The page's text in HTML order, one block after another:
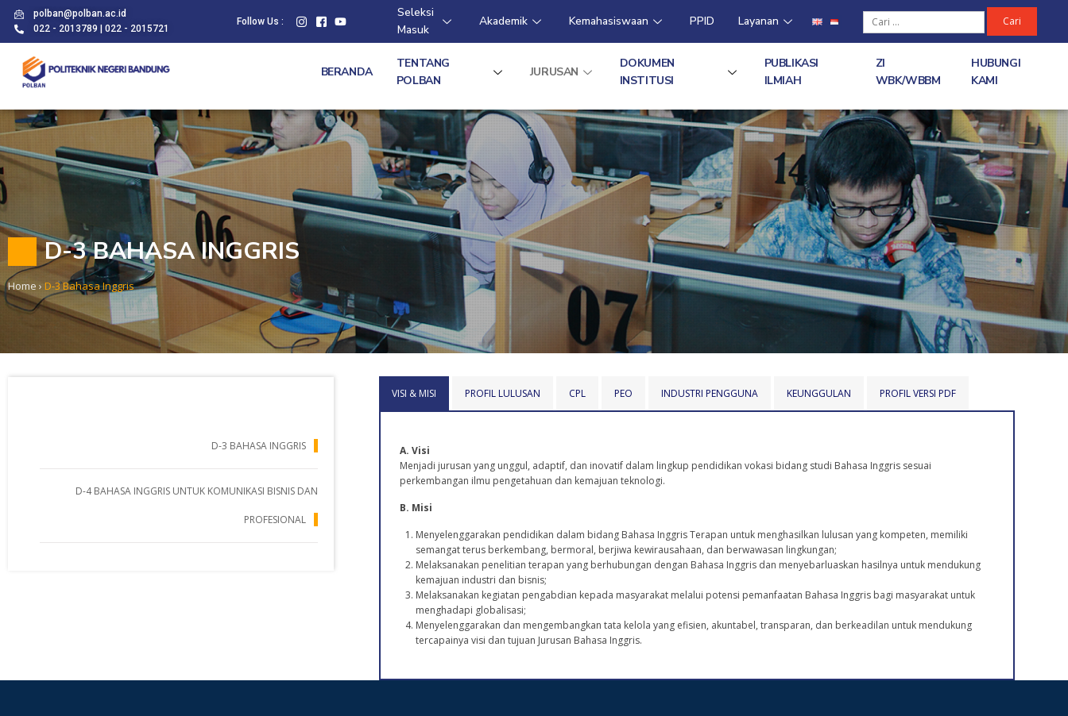
polban@polban.ac.id
022 - 2013789 | 022 - 2015721
Follow Us :
Seleksi
Masuk
Akademik Kemahasiswaan PPID Layanan
BERANDA
TENTANG
POLBAN
JURUSAN
DOKUMEN
INSTITUSI
PUBLIKASI
ILMIAH
ZI
WBK/WBBM
HUBUNGI
KAMI
D-3 BAHASA INGGRIS
Home ›D-3 Bahasa Inggris
D-3 BAHASA INGGRIS
D-4 BAHASA INGGRIS UNTUK KOMUNIKASI BISNIS DAN
PROFESIONAL
VISI & MISI PROFIL LULUSAN CPL PEO INDUSTRI PENGGUNA KEUNGGULAN PROFIL VERSI PDF
A. Visi
Menjadi jurusan yang unggul, adaptif, dan inovatif dalam lingkup pendidikan vokasi bidang studi Bahasa Inggris sesuai
perkembangan ilmu pengetahuan dan kemajuan teknologi.
B. Misi
Menyelenggarakan pendidikan dalam bidang Bahasa Inggris Terapan untuk menghasilkan lulusan yang kompeten, memiliki
semangat terus berkembang, bermoral, berjiwa kewirausahaan, dan berwawasan lingkungan;
Melaksanakan penelitian terapan yang berhubungan dengan Bahasa Inggris dan menyebarluaskan hasilnya untuk mendukung
kemajuan industri dan bisnis;
Melaksanakan kegiatan pengabdian kepada masyarakat melalui potensi pemanfaatan Bahasa Inggris bagi masyarakat untuk
menghadapi globalisasi;
Menyelenggarakan dan mengembangkan tata kelola yang efisien, akuntabel, transparan, dan berkeadilan untuk mendukung
tercapainya visi dan tujuan Jurusan Bahasa Inggris.